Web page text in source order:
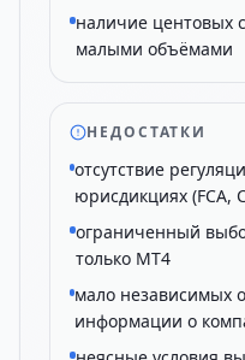
наличие центовых
малыми объёмами
НЕДОСТАТКИ
отсутствие
юрисдикциях (FCA,
ограниченный
только MT4
мало независимых
информации о